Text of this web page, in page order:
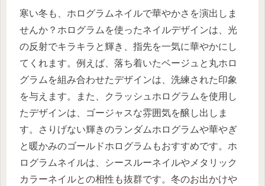
寒い冬も、ホログラムネイルで華やかさを演出しま
せんか？ホログラムを使ったネイルデザインは、光
の反射でキラキラと輝き、指先を一気に華やかにし
てくれます。例えば、落ち着いたベージュと丸ホロ
グラムを組み合わせたデザインは、洗練された印象
を与えます。また、クラッシュホログラムを使用し
たデザインは、ゴージャスな雰囲気を醸し出しま
す。さりげない輝きのランダムホログラムや華やぎ
と暖かみのゴールドホログラムもおすすめです。ホ
ログラムネイルは、シースルーネイルやメタリック
カラーネイルとの相性も抜群です。冬のお出かけや